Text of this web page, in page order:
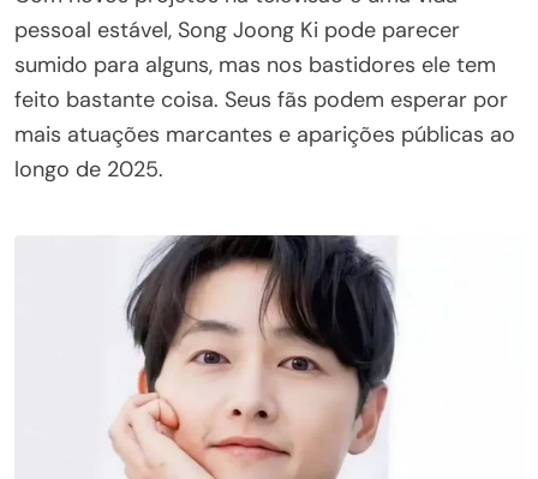
pessoal estável, Song Joong Ki pode parecer
sumido para alguns, mas nos bastidores ele tem
feito bastante coisa. Seus fãs podem esperar por
mais atuações marcantes e aparições públicas ao
longo de 2025.